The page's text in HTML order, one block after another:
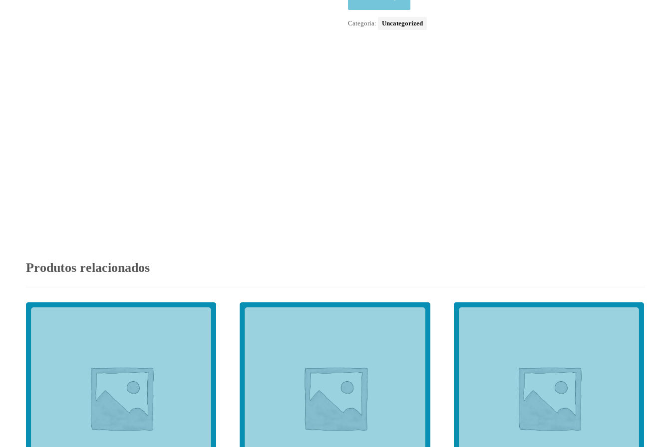
Categoria: Uncategorized
Produtos relacionados